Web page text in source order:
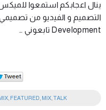
ينال اعجابكم استمعوا
Development تابعوني …
FEATURED MIX TALK